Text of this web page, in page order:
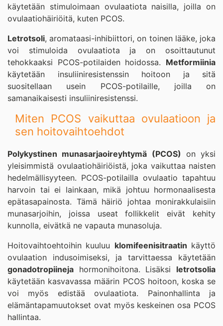
käytetään stimuloimaan ovulaatiota naisilla, joilla on
ovulaatiohäiriöitä, kuten PCOS.
Letrotsoli, aromataasi-inhibiittori, on toinen lääke, joka
voi stimuloida ovulaatiota ja on osoittautunut
tehokkaaksi PCOS-potilaiden hoidossa. Metformiinia
käytetään insuliiniresistenssin hoitoon ja sitä
suositellaan usein PCOS-potilaille, joilla on
samanaikaisesti insuliiniresistenssi.
Miten PCOS vaikuttaa ovulaatioon ja
sen hoitovaihtoehdot
Polykystinen munasarjaoireyhtymä (PCOS) on yksi
yleisimmistä ovulaatiohäiriöistä, joka vaikuttaa naisten
hedelmällisyyteen. PCOS-potilailla ovulaatio tapahtuu
harvoin tai ei lainkaan, mikä johtuu hormonaalisesta
epätasapainosta. Tämä häiriö johtaa monirakkulaisiin
munasarjoihin, joissa useat follikkelit eivät kehity
kunnolla, eivätkä ne vapauta munasoluja.
Hoitovaihtoehtoihin kuuluu klomifeenisitraatin käyttö
ovulaation indusoimiseksi, ja tarvittaessa käytetään
gonadotropiineja hormonihoitona. Lisäksi letrotsolia
käytetään kasvavassa määrin PCOS hoitoon, koska se
voi myös edistää ovulaatiota. Painonhallinta ja
elämäntapamuutokset ovat myös keskeinen osa PCOS
hallintaa.